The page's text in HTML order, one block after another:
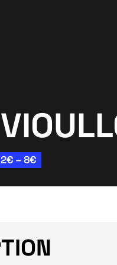
2€ – 8€